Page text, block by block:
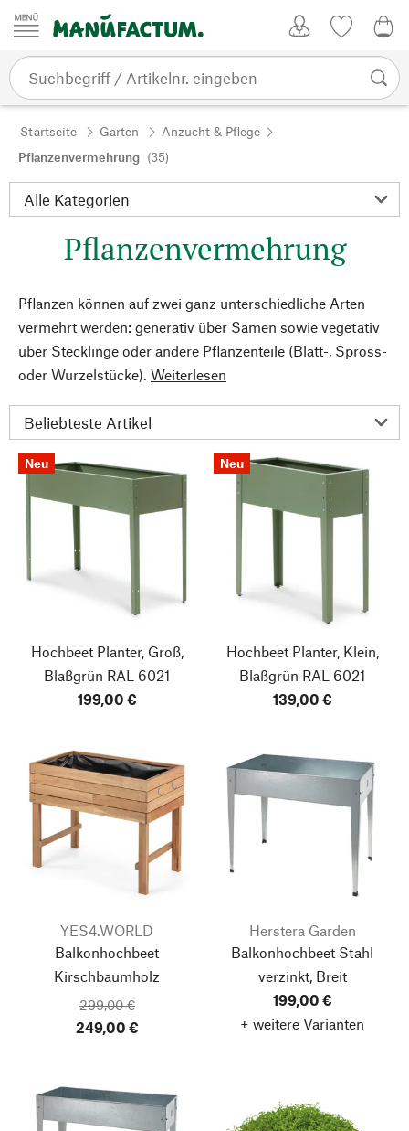
Zum Inhalt springen
Startseite Garten
Anzucht & Pflege
Pflanzenvermehrung (35)
Pflanzenvermehrung
Pflanzen können auf zwei ganz unterschiedliche Arten
vermehrt werden: generativ über Samen sowie vegetativ
über Stecklinge oder andere Pflanzenteile (Blatt-, Spross-
oder Wurzelstücke). Weiterlesen
Neu
Hochbeet Planter, Groß,
Blaßgrün RAL 6021
199,00 €
Neu
Hochbeet Planter, Klein,
Blaßgrün RAL 6021
139,00 €
YES4.WORLD
Balkonhochbeet
Kirschbaumholz
299,00 €
249,00 €
Herstera Garden
Balkonhochbeet Stahl
verzinkt, Breit
199,00 €
+ weitere Varianten